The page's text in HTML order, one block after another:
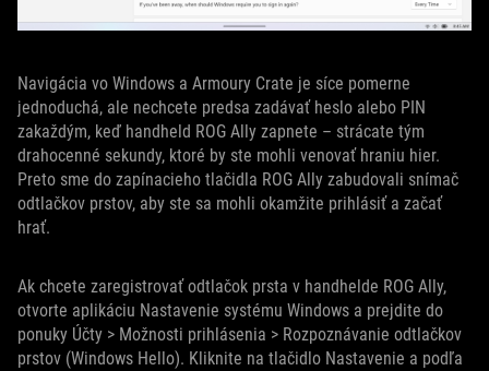
Navigácia vo Windows a Armoury Crate je síce pomerne
jednoduchá, ale nechcete predsa zadávať heslo alebo PIN
zakaždým, keď handheld ROG Ally zapnete – strácate tým
drahocenné sekundy, ktoré by ste mohli venovať hraniu hier.
Preto sme do zapínacieho tlačidla ROG Ally zabudovali snímač
odtlačkov prstov, aby ste sa mohli okamžite prihlásiť a začať
hrať.
Ak chcete zaregistrovať odtlačok prsta v handhelde ROG Ally,
otvorte aplikáciu Nastavenie systému Windows a prejdite do
ponuky Účty > Možnosti prihlásenia > Rozpoznávanie odtlačkov
prstov (Windows Hello). Kliknite na tlačidlo Nastavenie a podľa